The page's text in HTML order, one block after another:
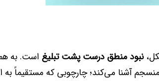
نبود منطق درست پشت تبلیغ است. به
آشنا می‌کند؛ چارچوبی که مستقیماً به